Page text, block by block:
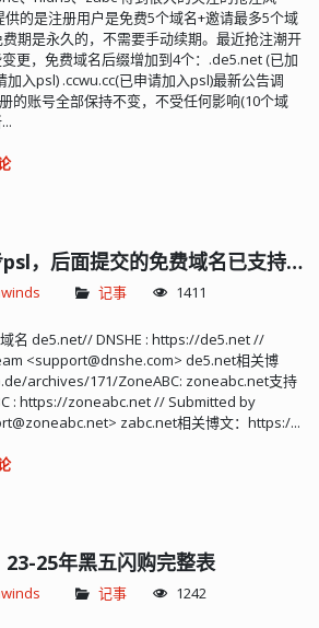
的是注册用户是免费5个域名+邀请最多5个域
期是永久的，不需要手动续期。最近抢注潮开
更，免费域名后缀增加到4个：.de5.net (已加
加入psl) .ccwu.cc(已申请加入psl)最新公告调
的账号全部保持不变，不受任何影响(10个域
cloudflare已同步psl，后面提交的免费域名已支持托管cloudflare
记事 1411
名 de5.net// DNSHE : https://de5.net //
<support@dnshe.com> de5.net相关博
archives/171/ZoneABC: zoneabc.net支持
: https://zoneabc.net // Submitted by
> zabc.net相关博文：https:/...
25年黑五闪购完整表
记事 1242